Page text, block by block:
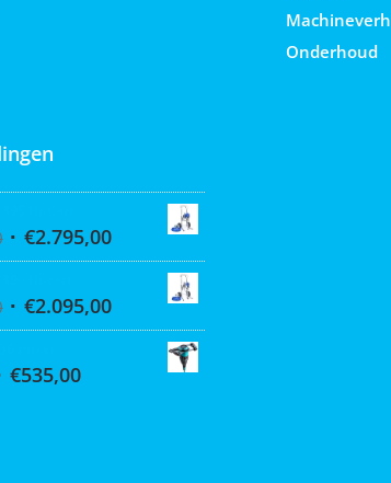
€2.795,00
€2.095,00
€535,00
Onderhoud